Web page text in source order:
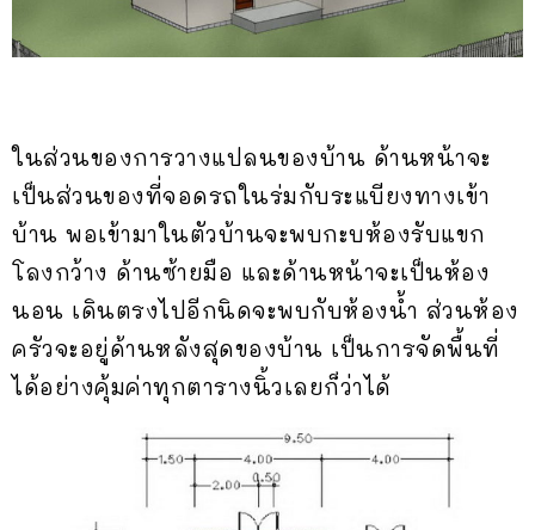
ในส่วนของการวางแปลนของบ้าน ด้านหน้าจะ
เป็นส่วนของที่จอดรถในร่มกับระแบียงทางเข้า
บ้าน พอเข้ามาในตัวบ้านจะพบกะบห้องรับแขก
โลงกว้าง ด้านซ้ายมือ และด้านหน้าจะเป็นห้อง
นอน เดินตรงไปอีกนิดจะพบกับห้องน้ำ ส่วนห้อง
ครัวจะอยู่ด้านหลังสุดของบ้าน เป็นการจัดพื้นที่
ได้อย่างคุ้มค่าทุกตารางนิ้วเลยก็ว่าได้